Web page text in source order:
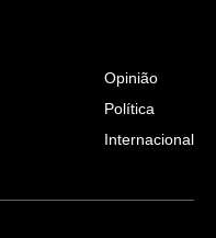
Opinião
Política
Internacional